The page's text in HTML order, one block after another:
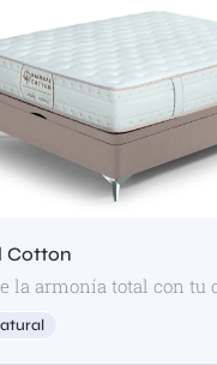
Cotton
la armonía total con tu